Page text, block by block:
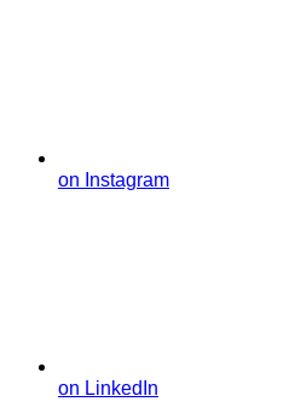
on Instagram
on LinkedIn